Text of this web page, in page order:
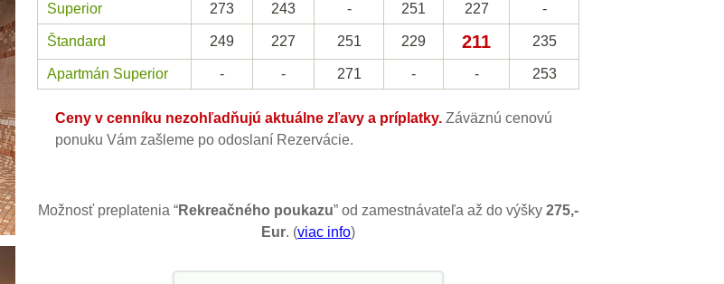
Superior
273 243 - 251 227 -
Štandard 249 227 251 229 211 235
Apartmán Superior - - 271 - - 253
Ceny v cenníku nezohľadňujú aktuálne zľavy a príplatky. Záväznú cenovú
ponuku Vám zašleme po odoslaní Rezervácie.
Možnosť preplatenia “Rekreačného poukazu” od zamestnávateľa až do výšky 275,-
Eur. (viac info)